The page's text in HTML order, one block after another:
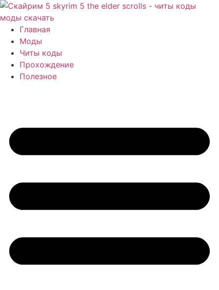
Перейти
к
содержимому
Главная
Моды
Читы коды
Прохождение
Полезное